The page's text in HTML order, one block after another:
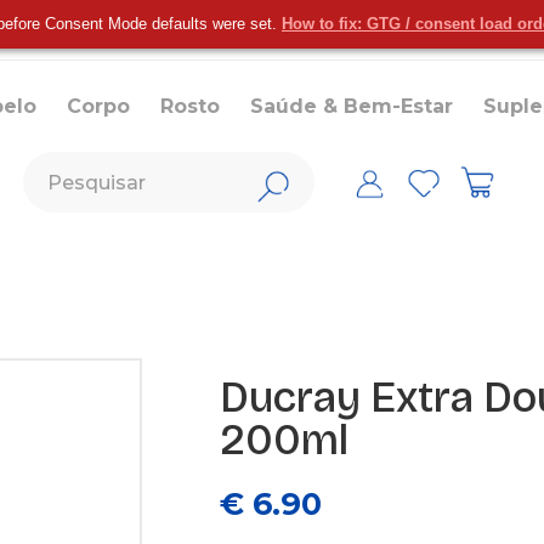
Consent Mode defaults were set. How to fix: GTG / consent load
Corpo Rosto Saúde & Bem-Estar
Ducray Extra
200ml
€ 6.90